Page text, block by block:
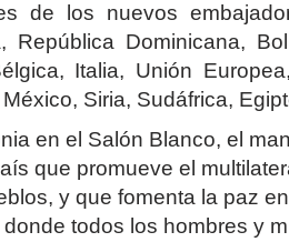
de los nuevos
República Dominicana,
Italia, Unión
Siria, Sudáfrica,
en el Salón Blanco, el
que promueve el
y que fomenta la paz
donde todos los hombres y